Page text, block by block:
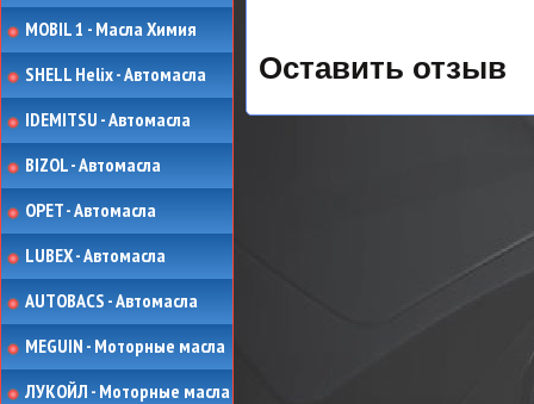
MOBIL 1 - Масла Химия
SHELL Helix - Автомасла
IDEMITSU - Автомасла
BIZOL - Автомасла
OPET - Автомасла
LUBEX - Автомасла
AUTOBACS - Автомасла
MEGUIN - Моторные масла
ЛУКОЙЛ - Моторные масла
Оставить отзыв